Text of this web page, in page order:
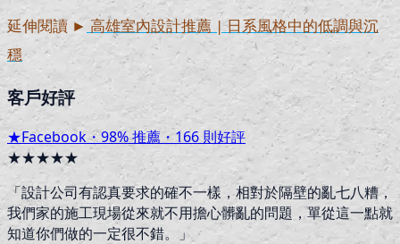
延伸閱讀 ► 高雄室內設計推薦 | 日系風格中的低調與沉
穩
客戶好評
★Facebook・98% 推薦・166 則好評
★★★★★
「設計公司有認真要求的確不一樣，相對於隔壁的亂七八糟，
我們家的施工現場從來就不用擔心髒亂的問題，單從這一點就
知道你們做的一定很不錯。 」